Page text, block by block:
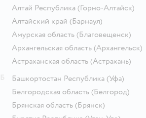
Алтай Республика (Горно-Алтайск)
Алтайский край (Барнаул)
Амурская область (Благовещенск)
Архангельская область (Архангельск)
Астраханская область (Астрахань)
Башкортостан Республика (Уфа)
Белгородская область (Белгород)
Брянская область (Брянск)